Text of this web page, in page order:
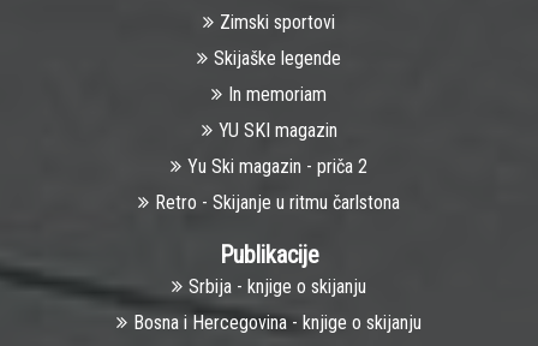
Zimski sportovi
Skijaške legende
In memoriam
YU SKI magazin
Yu Ski magazin - priča 2
Retro - Skijanje u ritmu čarlstona
Publikacije
Srbija - knjige o skijanju
Bosna i Hercegovina - knjige o skijanju